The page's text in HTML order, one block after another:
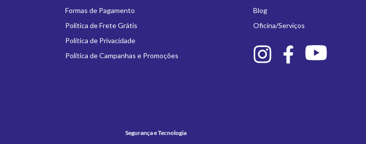
Formas de Pagamento
Política de Frete Grátis
Política de Privacidade
Política de Campanhas e Promoções
Blog
Oficina/Serviços
Segurança e Tecnologia